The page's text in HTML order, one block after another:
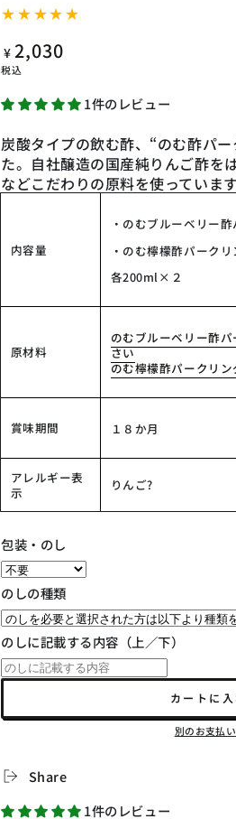
定
価
¥ 2,030
税込
1件のレビュー
炭酸タイプの飲む酢、“のむ酢パ
た。自社醸造の国産純りんご酢を
などこだわりの原料を使っています
内容量
・のむブルーベリ
・のむ檸檬酢パーク
各200ml×２
原材料
のむブルーベリー酢
さい
のむ檸檬酢パークリ
賞味期間 １８か月
アレルギー表
示
りんご?
包装・のし
のしの種類
のしに記載する内容（上／下）
カートに入
別のお支払
Share
1件のレビュー